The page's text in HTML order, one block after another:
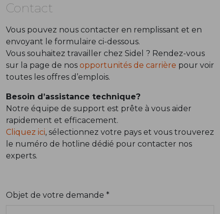
Contact
Vous pouvez nous contacter en remplissant et en
envoyant le formulaire ci-dessous.
Vous souhaitez travailler chez Sidel ? Rendez-vous
sur la page de nos opportunités de carrière pour voir
toutes les offres d’emplois.
Besoin d’assistance technique?
Notre équipe de support est prête à vous aider
rapidement et efficacement.
Cliquez ici, sélectionnez votre pays et vous trouverez
le numéro de hotline dédié pour contacter nos
experts.
Objet de votre demande *